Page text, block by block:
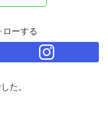
ローする
た。